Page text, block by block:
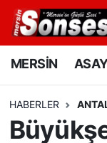
MERSİN
HABERLER
MERSİN
SPOR
Mersin
Mersin